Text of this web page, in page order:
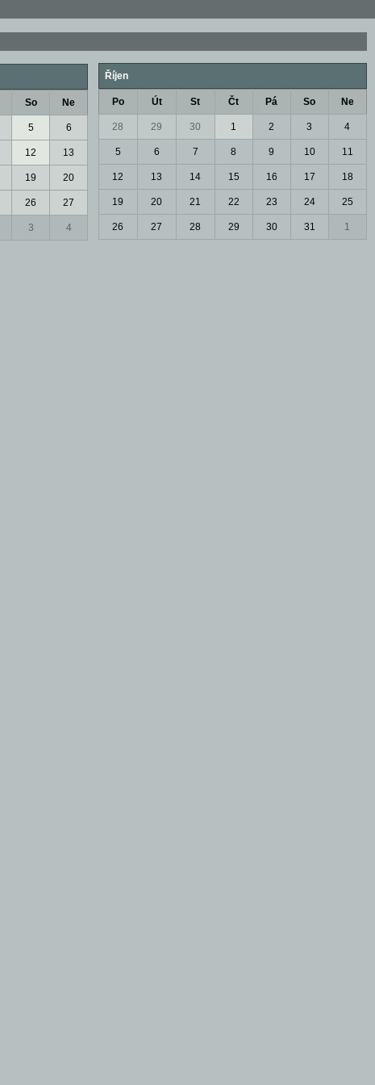
So Ne
5 6
12 13
19 20
26 27
3 4
Říjen
Po Út St Čt Pá So Ne
28 29 30 1 2 3 4
5 6 7 8 9 10 11
12 13 14 15 16 17 18
19 20 21 22 23 24 25
26 27 28 29 30 31 1